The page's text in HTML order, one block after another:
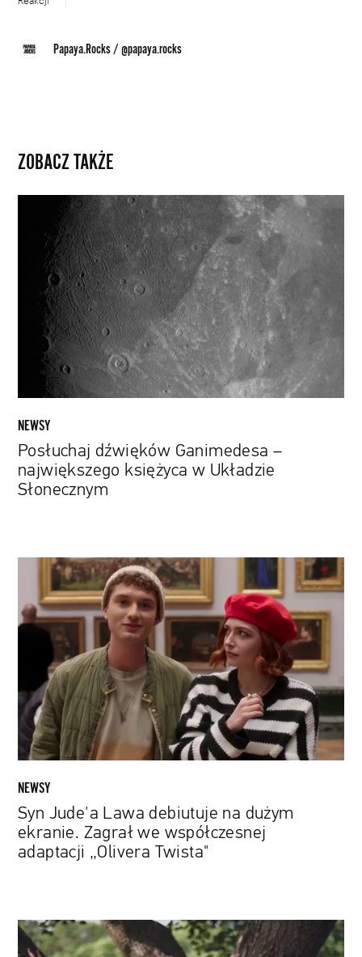
Papaya.Rocks/@papaya.rocks
ZOBACZ TAKŻE
Ganimedesa
największego
księżyca
Układzie
Słonecznym
NEWSY
Posłuchaj dźwięków Ganimedesa –
największego księżyca w Układzie
Słonecznym
Lawa
debiutuje
ekranie.
Zagrał
współczesnej
adaptacji
„Olivera
NEWSY
Syn Jude'a Lawa debiutuje na dużym
ekranie. Zagrał we współczesnej
adaptacji „Olivera Twista"
„Already":
Beyoncé